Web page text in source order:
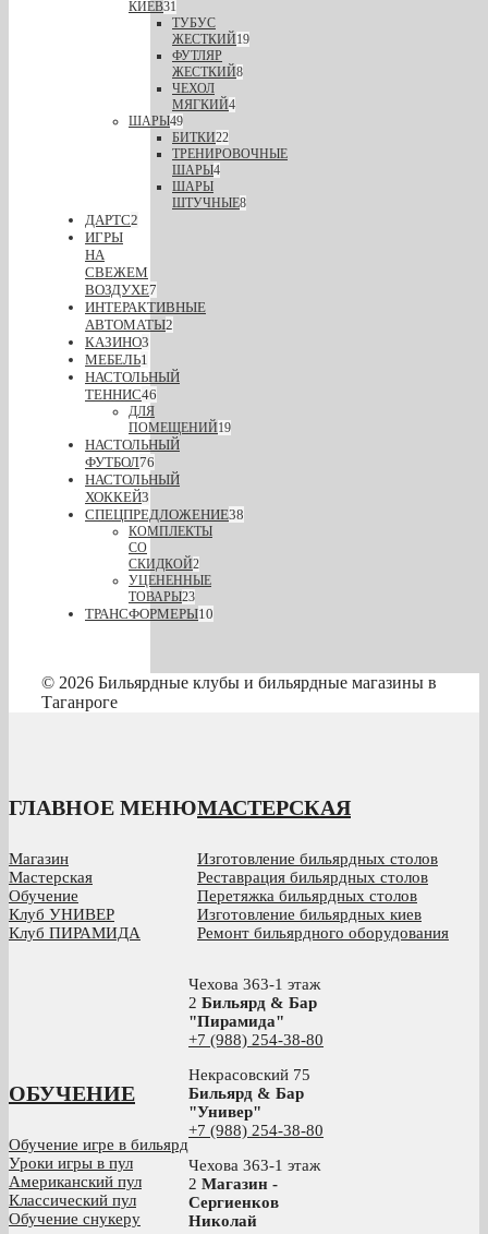
КИЕВ31
ТУБУС
ЖЕСТКИЙ19
ФУТЛЯР
ЖЕСТКИЙ8
ЧЕХОЛ
МЯГКИЙ4
ШАРЫ49
БИТКИ22
ТРЕНИРОВОЧНЫЕ
ШАРЫ4
ШАРЫ
ШТУЧНЫЕ8
ДАРТС2
ИГРЫ
НА
СВЕЖЕМ
ВОЗДУХЕ7
ИНТЕРАКТИВНЫЕ
АВТОМАТЫ2
КАЗИНО3
МЕБЕЛЬ1
НАСТОЛЬНЫЙ
ТЕННИС46
ДЛЯ
ПОМЕЩЕНИЙ19
НАСТОЛЬНЫЙ
ФУТБОЛ76
НАСТОЛЬНЫЙ
ХОККЕЙ3
СПЕЦПРЕДЛОЖЕНИЕ38
КОМПЛЕКТЫ
СО
СКИДКОЙ2
УЦЕНЕННЫЕ
ТОВАРЫ23
ТРАНСФОРМЕРЫ10
© 2026 Бильярдные клубы и бильярдные магазины в
Таганроге
ГЛАВНОЕ МЕНЮ
Магазин
Мастерская
Обучение
Клуб УНИВЕР
Клуб ПИРАМИДА
МАСТЕРСКАЯ
Изготовление бильярдных столов
Реставрация бильярдных столов
Перетяжка бильярдных столов
Изготовление бильярдных киев
Ремонт бильярдного оборудования
ОБУЧЕНИЕ
Обучение игре в бильярд
Уроки игры в пул
Американский пул
Классический пул
Обучение снукеру
Чехова 363-1 этаж
2 Бильярд & Бар
"Пирамида"
+7 (988) 254-38-80
Некрасовский 75
Бильярд & Бар
"Универ"
+7 (988) 254-38-80
Чехова 363-1 этаж
2 Магазин -
Сергиенков
Николай